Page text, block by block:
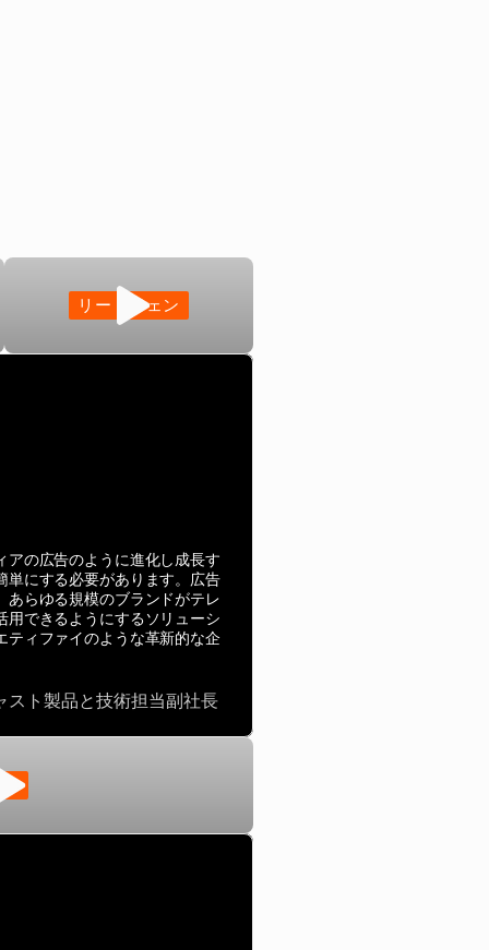
リードジェン
アの広告のように進化し成長す
単にする必要があります。広告
あらゆる規模のブランドがテレ
用できるようにするソリューシ
ティファイのような革新的な企
スト製品と技術担当副社長